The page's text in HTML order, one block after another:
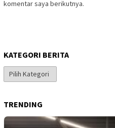
komentar saya berikutnya.
KATEGORI BERITA
Kategori
Berita
TRENDING